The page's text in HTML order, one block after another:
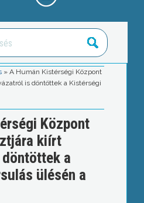
»A Humán Kistérségi Központ
is döntöttek a Kistérségi
Központ
kiírt
a
ülésén a